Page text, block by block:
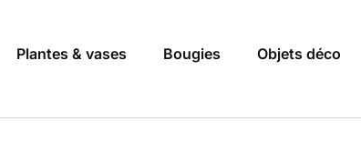
Plantes & vases Bougies Objets déco